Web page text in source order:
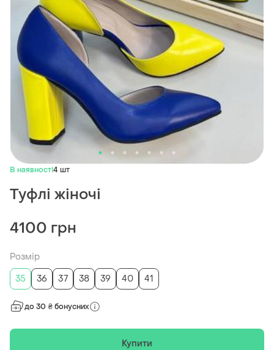
В наявності4 шт
Туфлі жіночі
4100 грн
Розмір
35
36 37 38 39 40 41
до 30 ₴ бонусних
Купити